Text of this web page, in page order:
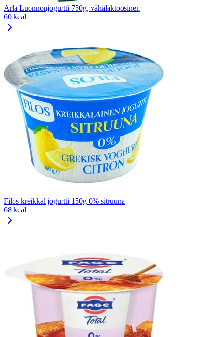
Arla Luonnonjogurtti 750g, vähälaktoosinen
60 kcal
Filos kreikkal jogurtti 150g 0% sitruuna
68 kcal